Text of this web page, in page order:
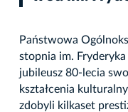
Państwowa
stopnia im.
jubileusz 80-lecia
kształcenia
zdobyli kilkaset